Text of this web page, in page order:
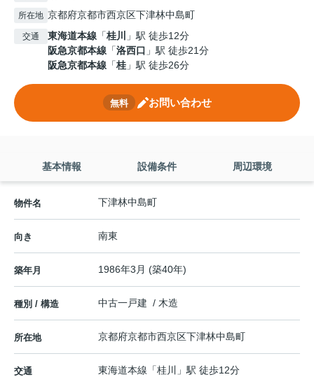
所在地 京都府京都市西京区下津林中島町
交通 東海道本線 「桂川
」駅 徒歩12分
阪急京都本線 「洛西口 」駅 徒歩21分
阪急京都本線 「桂 」駅 徒歩26分
無料 お問い合わせ
基本情報 設備条件 周辺環境
物件名 下津林中島町
向き 南東
築年月 1986年3月 (築40年)
種別 / 構造 中古一戸建 / 木造
所在地 京都府京都市西京区下津林中島町
交通 東海道本線 「桂川
」駅 徒歩12分